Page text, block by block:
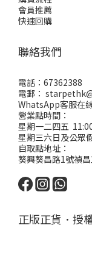
會員推薦
快速回購
聯絡我們
電話：67362388
電郵：
WhatsApp客服在
營業點時間：
星期一二四五
星期三六日及公眾
自取點地址：
葵興葵昌路1號禎
正版正貨．授